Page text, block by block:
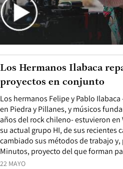
22 MAYO
Los hermanos Felipe y Pablo
en Piedra y Pillanes, y músicos
años del rock chileno- estuvieron
su actual grupo HI, de sus recientes
cambiado sus métodos de trabajo
Minutos, proyecto del que forman
Los Hermanos Ilabaca
proyectos en conjunto